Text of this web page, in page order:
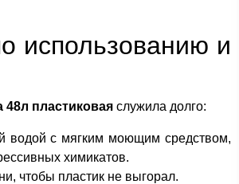
использованию и
48л пластиковая служила долго:
водой с мягким моющим средством,
химикатов.
чтобы пластик не выгорал.